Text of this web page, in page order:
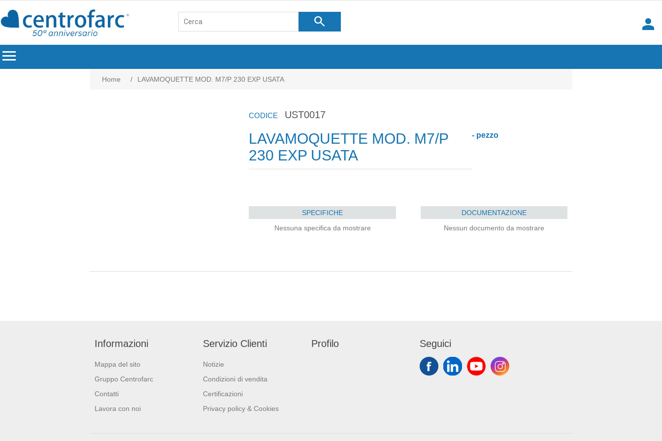
search
person
menu
Home / LAVAMOQUETTE MOD. M7/P 230 EXP USATA
CODICE UST0017
LAVAMOQUETTE MOD. M7/P
230 EXP USATA
- pezzo
SPECIFICHE
Nessuna specifica da mostrare
DOCUMENTAZIONE
Nessun documento da mostrare
Informazioni
Mappa del sito
Gruppo Centrofarc
Contatti
Lavora con noi
Servizio Clienti
Notizie
Condizioni di vendita
Certificazioni
Privacy policy & Cookies
Profilo Seguici